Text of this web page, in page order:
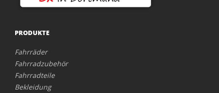
PRODUKTE
Fahrräder
Fahrradzubehör
Fahrradteile
Bekleidung